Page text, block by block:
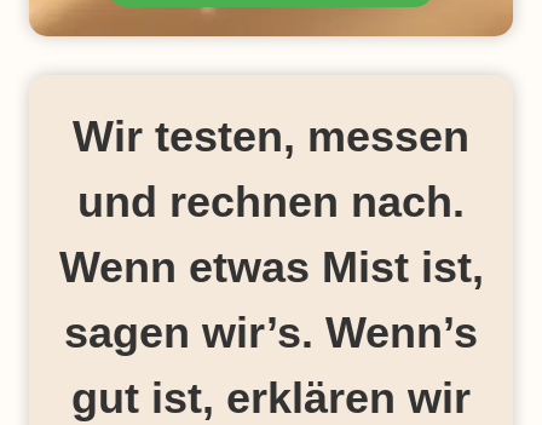
N
U
D
N
E
G
S
Wir testen, messen
und rechnen nach.
Wenn etwas Mist ist,
sagen wir’s. Wenn’s
gut ist, erklären wir